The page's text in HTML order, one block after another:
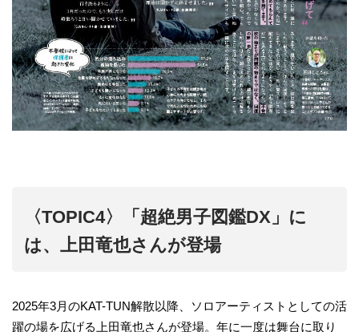
〈TOPIC4〉「超絶男子図鑑DX」に
は、上田竜也さんが登場
2025年3月のKAT-TUN解散以降、ソロアーティストとしての活
躍の場を広げる上田竜也さんが登場。年に一度は舞台に取り